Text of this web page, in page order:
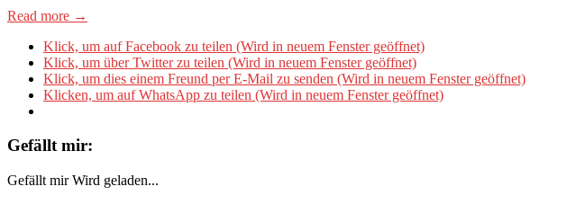
Read more →
Klick, um auf Facebook zu teilen (Wird in neuem Fenster geöffnet)
Klick, um über Twitter zu teilen (Wird in neuem Fenster geöffnet)
Klick, um dies einem Freund per E-Mail zu senden (Wird in neuem Fenster geöffnet)
Klicken, um auf WhatsApp zu teilen (Wird in neuem Fenster geöffnet)
Gefällt mir:
Gefällt mir Wird geladen...